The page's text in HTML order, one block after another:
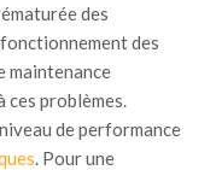
des
des
maintenance
ces problèmes.
de performance
. Pour une